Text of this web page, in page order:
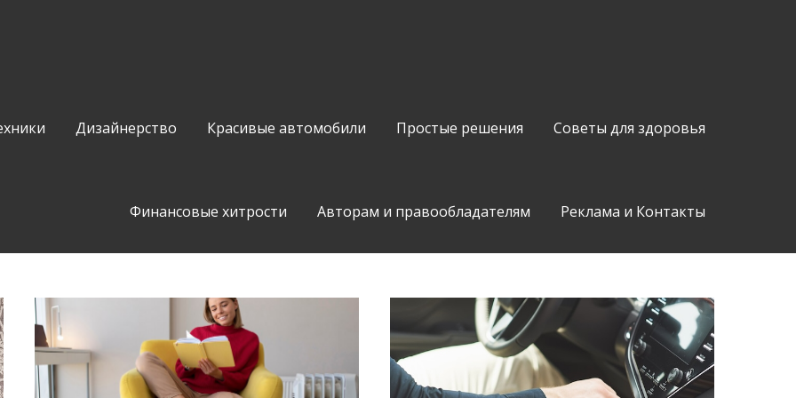
Дизайнерство Красивые автомобили Простые решения Советы для здоровья
Финансовые хитрости Авторам и правообладателям Реклама и Контакты